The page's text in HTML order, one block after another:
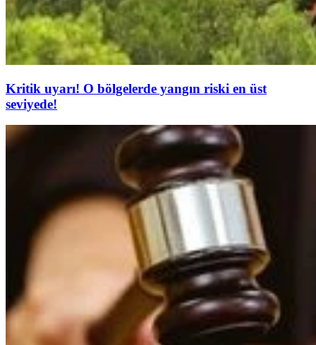
Kritik uyarı! O bölgelerde yangın riski en üst
seviyede!